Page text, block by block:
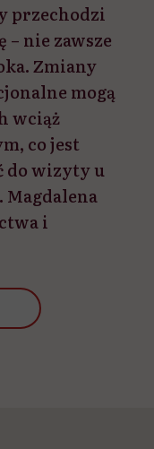
przechodzi
nie zawsze
Zmiany
mogą
wciąż
co jest
do wizyty u
Magdalena
i